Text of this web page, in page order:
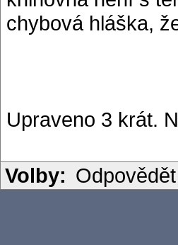
chybová hláška,
Upraveno 3 krát.
Volby: